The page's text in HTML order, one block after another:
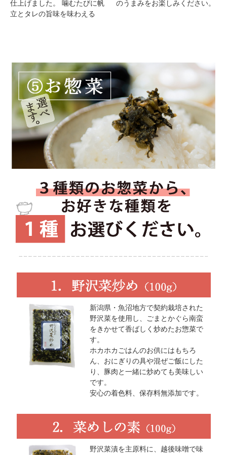
仕上げました。 噛むたびに帆
立とタレの旨味を味わえる
のうまみをお楽しみください。
新潟県・魚沼地方で契約栽培された
野沢菜を使用し、ごまとかぐら南蛮
をきかせて香ばしく炒めたお惣菜で
す。
ホカホカごはんのお供にはもちろ
ん、おにぎりの具や混ぜご飯にした
り、豚肉と一緒に炒めても美味しい
です。
安心の着色料、保存料無添加です。
野沢菜漬を主原料に、越後味噌で味